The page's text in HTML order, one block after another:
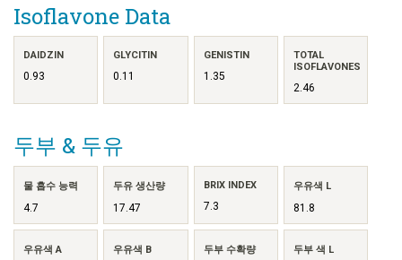
Isoflavone Data
DAIDZIN
0.93
GLYCITIN
0.11
GENISTIN
1.35
TOTAL
ISOFLAVONES
2.46
두부 & 두유
물 흡수 능력
4.7
두유 생산량
17.47
BRIX INDEX
7.3
우유색 L
81.8
우유색 A 우유색 B 두부 수확량 두부 색 L